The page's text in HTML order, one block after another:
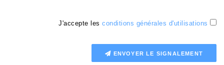
J'accepte les conditions générales d'utilisations
ENVOYER LE SIGNALEMENT